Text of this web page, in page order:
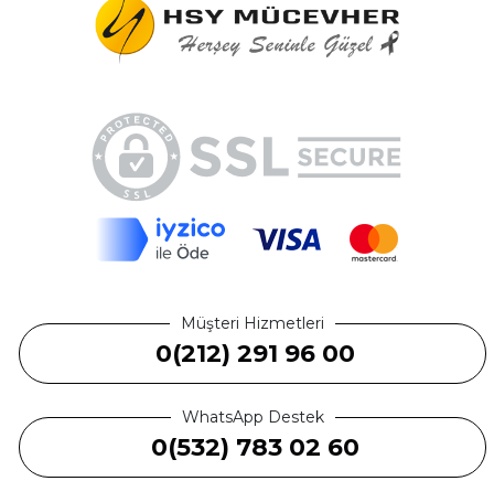
Müşteri Hizmetleri
0(212) 291 96 00
WhatsApp Destek
0(532) 783 02 60